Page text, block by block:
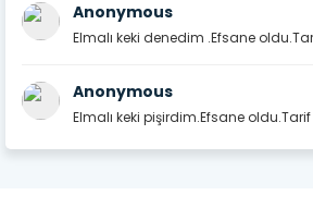
Anonymous
Elmalı keki denedim .Efsane
Anonymous
Elmalı keki pişirdim.Efsane oldu.Tarif